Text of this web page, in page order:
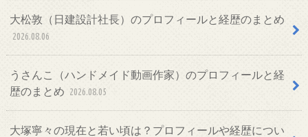
大松敦（日建設計社長）のプロフィールと経歴のまとめ
2026.08.06
うさんこ（ハンドメイド動画作家）のプロフィールと経
歴のまとめ 2026.08.05
大塚寧々の現在と若い頃は？プロフィールや経歴につい